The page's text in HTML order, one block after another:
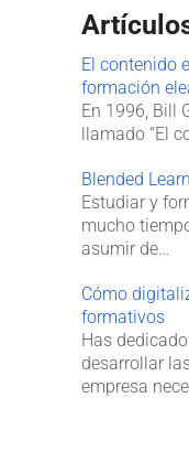
El contenido
formación
En 1996, Bill
llamado “El
Blended
Estudiar y
mucho
asumir de…
Cómo
formativos
Has
desarrollar
empresa